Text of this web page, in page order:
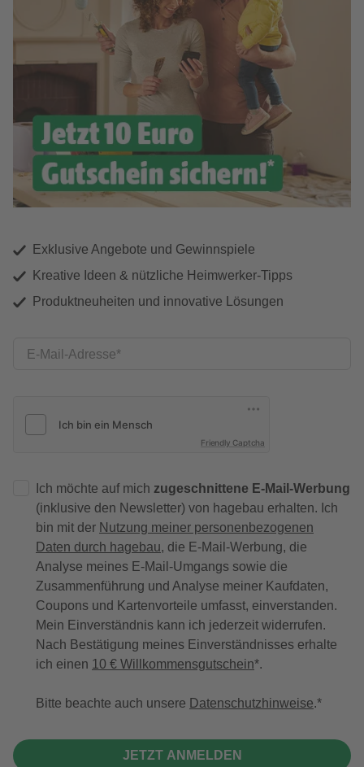
Exklusive Angebote und Gewinnspiele
Kreative Ideen & nützliche Heimwerker-Tipps
Produktneuheiten und innovative Lösungen
E-Mail-Adresse
Friendly Captcha
Ich möchte auf mich zugeschnittene E-Mail-Werbung
(inklusive den Newsletter) von hagebau erhalten. Ich
bin mit der Nutzung meiner personenbezogenen
Daten durch hagebau, die E-Mail-Werbung, die
Analyse meines E-Mail-Umgangs sowie die
Zusammenführung und Analyse meiner Kaufdaten,
Coupons und Kartenvorteile umfasst, einverstanden.
Mein Einverständnis kann ich jederzeit widerrufen.
Nach Bestätigung meines Einverständnisses erhalte
ich einen 10 € Willkommensgutschein*.
Bitte beachte auch unsere Datenschutzhinweise.
JETZT ANMELDEN